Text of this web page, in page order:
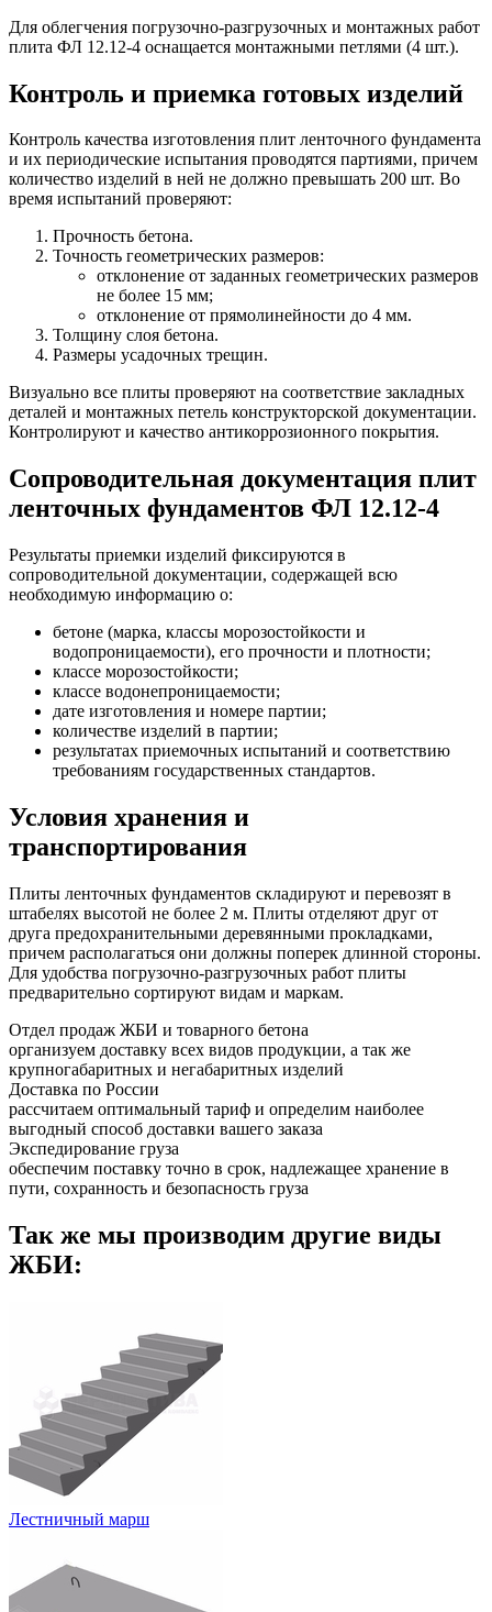
Для облегчения погрузочно-разгрузочных и монтажных работ
плита ФЛ 12.12-4 оснащается монтажными петлями (4 шт.).
Контроль и приемка готовых изделий
Контроль качества изготовления плит ленточного фундамента
и их периодические испытания проводятся партиями, причем
количество изделий в ней не должно превышать 200 шт. Во
время испытаний проверяют:
Прочность бетона.
Точность геометрических размеров:
отклонение от заданных геометрических размеров
не более 15 мм;
отклонение от прямолинейности до 4 мм.
Толщину слоя бетона.
Размеры усадочных трещин.
Визуально все плиты проверяют на соответствие закладных
деталей и монтажных петель конструкторской документации.
Контролируют и качество антикоррозионного покрытия.
Сопроводительная документация плит
ленточных фундаментов ФЛ 12.12-4
Результаты приемки изделий фиксируются в
сопроводительной документации, содержащей всю
необходимую информацию о:
бетоне (марка, классы морозостойкости и
водопроницаемости), его прочности и плотности;
классе морозостойкости;
классе водонепроницаемости;
дате изготовления и номере партии;
количестве изделий в партии;
результатах приемочных испытаний и соответствию
требованиям государственных стандартов.
Условия хранения и
транспортирования
Плиты ленточных фундаментов складируют и перевозят в
штабелях высотой не более 2 м. Плиты отделяют друг от
друга предохранительными деревянными прокладками,
причем располагаться они должны поперек длинной стороны.
Для удобства погрузочно-разгрузочных работ плиты
предварительно сортируют видам и маркам.
Отдел продаж ЖБИ и товарного бетона
организуем доставку всех видов продукции, а так же
крупногабаритных и негабаритных изделий
Доставка по России
рассчитаем оптимальный тариф и определим наиболее
выгодный способ доставки вашего заказа
Экспедирование груза
обеспечим поставку точно в срок, надлежащее хранение в
пути, сохранность и безопасность груза
Так же мы производим другие виды
ЖБИ:
Лестничный марш